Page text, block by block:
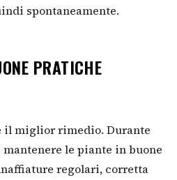
spontaneamente.
PRATICHE
il miglior rimedio. Durante
le piante in buone
regolari, corretta